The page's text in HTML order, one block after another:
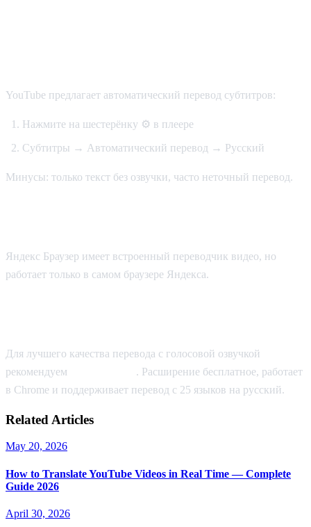
YouTube предлагает автоматический перевод субтитров:
Нажмите на шестерёнку ⚙️ в плеере
Субтитры → Автоматический перевод → Русский
Минусы: только текст без озвучки, часто неточный перевод.
Яндекс Браузер имеет встроенный переводчик видео, но
работает только в самом браузере Яндекса.
Для лучшего качества перевода с голосовой озвучкой
рекомендуем
. Расширение бесплатное, работает
в Chrome и поддерживает перевод с 25 языков на русский.
Related Articles
May 20, 2026
How to Translate YouTube Videos in Real Time — Complete
Guide 2026
April 30, 2026